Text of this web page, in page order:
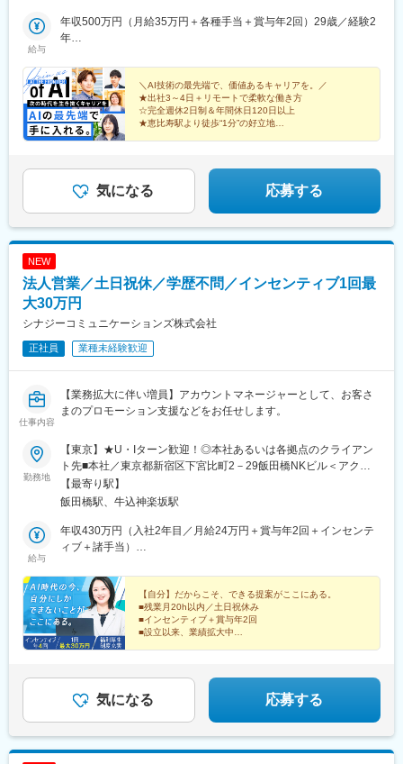
給与
年収500万円（月給35万円＋各種手当＋賞与年2回）29歳／経験2
年
年
＼AI技術の最先端で、価値あるキャリアを。／
★出社3～4日＋リモートで柔軟な働き方
☆完全週休2日制＆年間休日120日以上
★恵比寿駅より徒歩“1分”の好立地
気になる 応募する
NEW
法人営業／土日祝休／学歴不問／インセンティブ1回最
大30万円
シナジーコミュニケーションズ株式会社
正社員 業種未経験歓迎
仕事内容
【業務拡大に伴い増員】アカウントマネージャーとして、お客さ
まのプロモーション支援などをお任せします。
勤務地
【東京】★U・Iターン歓迎！◎本社あるいは各拠点のクライアン
ト先■本社／東京都新宿区下宮比町2－29飯田橋NKビル＜アクセ
ス＞JR・東京メトロ各線「飯田橋」駅より徒歩2分※受動喫煙対
策：あり
【最寄り駅】
飯田橋駅、牛込神楽坂駅
給与
年収430万円（入社2年目／月給24万円＋賞与年2回＋インセンテ
ィブ＋諸手当）
ィブ＋諸手当）
【自分】だからこそ、できる提案がここにある。
■残業月20h以内／土日祝休み
■インセンティブ＋賞与年2回
■設立以来、業績拡大中
気になる 応募する